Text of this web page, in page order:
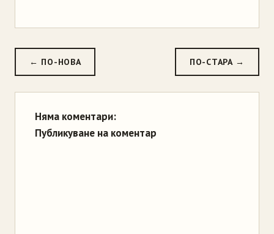
← ПО-НОВА ПО-СТАРА →
Няма коментари:
Публикуване на коментар